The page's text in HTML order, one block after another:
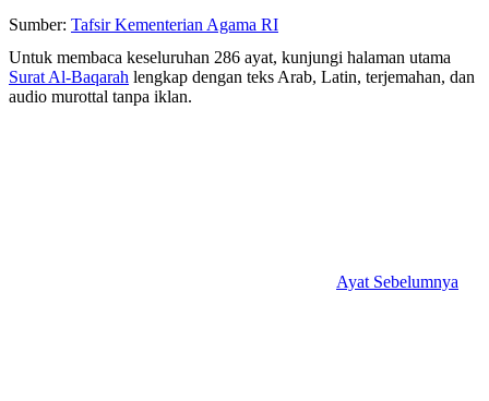
Sumber: Tafsir Kementerian Agama RI
Untuk membaca keseluruhan 286 ayat, kunjungi halaman utama
Surat Al-Baqarah lengkap dengan teks Arab, Latin, terjemahan, dan
audio murottal tanpa iklan.
Ayat Sebelumnya